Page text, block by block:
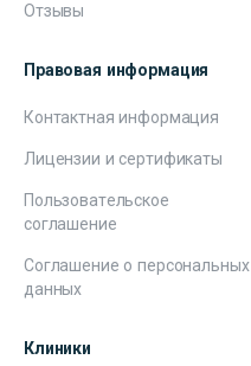
Отзывы
Правовая информация
Контактная информация
Лицензии и сертификаты
Пользовательское
соглашение
Соглашение о персональных
данных
Клиники